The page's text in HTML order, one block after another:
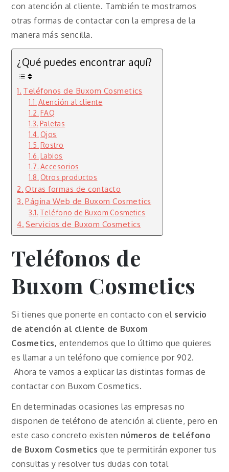
con atención al cliente. También te mostramos
otras formas de contactar con la empresa de la
manera más sencilla.
¿Qué puedes encontrar aquí?
Teléfonos de Buxom Cosmetics
Atención al cliente
FAQ
Paletas
Ojos
Rostro
Labios
Accesorios
Otros productos
Otras formas de contacto
Página Web de Buxom Cosmetics
Teléfono de Buxom Cosmetics
Servicios de Buxom Cosmetics
Teléfonos de
Buxom Cosmetics
Si tienes que ponerte en contacto con el servicio
de atención al cliente de Buxom
Cosmetics, entendemos que lo último que quieres
es llamar a un teléfono que comience por 902.
Ahora te vamos a explicar las distintas formas de
contactar con Buxom Cosmetics.
En determinadas ocasiones las empresas no
disponen de teléfono de atención al cliente, pero en
este caso concreto existen números de teléfono
de Buxom Cosmetics que te permitirán exponer tus
consultas y resolver tus dudas con total